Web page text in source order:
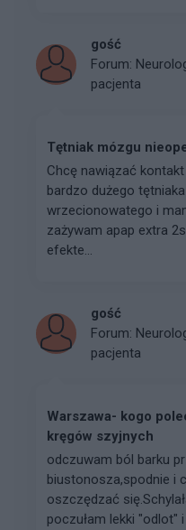
gość
Forum:
pacjenta
Tętniak mózgu
Chcę nawiązać
bardzo dużego
wrzecionowatego i
zażywam apap extra
efekte...
gość
Forum:
pacjenta
Warszawa- kogo
kręgów szyjnych
odczuwam ból barku
biustonosza,spodnie i
oszczędzać
poczułam lekki "odlot"